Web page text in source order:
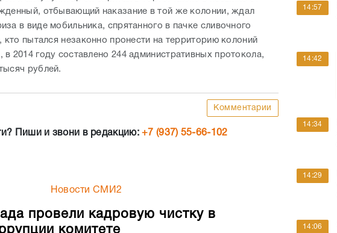
отбывающий наказание в той же колонии, ждал
в виде мобильника, спрятанного в пачке сливочного
пытался незаконно пронести на территорию колоний
2014 году составлено 244 административных протокола,
рублей.
Комментарии
Пиши и звони в редакцию:+7 (937) 55-66-102
Новости СМИ2
провели кадровую чистку в
комитете
14:57
14:42
14:34
14:29
14:06